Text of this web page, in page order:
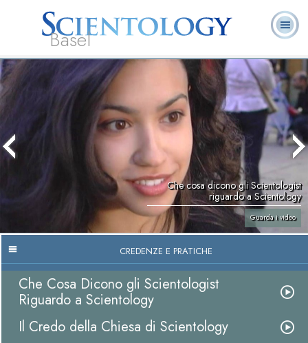
Basel
Chi
siamo
L. Ron Hubbard:
Fondatore
Che cos’è
Scientology?
Volontari
Domande
ricorrenti
Che cosa dicono gli Scientologist
riguardo a Scientology
Guarda i video
CREDENZE E PRATICHE
Che Cosa Dicono gli Scientologist
Riguardo a Scientology
Il Credo della Chiesa di Scientology